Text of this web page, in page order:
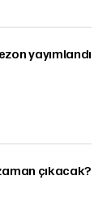
yayımlandı
çıkacak?